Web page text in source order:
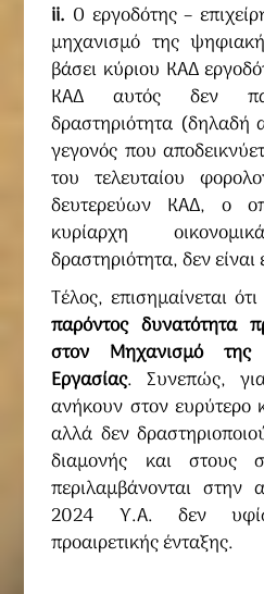
ii. Ο εργοδότης –
μηχανισμό της
βάσει κύριου ΚΑΔ
ΚΑΔ αυτός δεν
δραστηριότητα (δηλαδή
γεγονός που
του τελευταίου
δευτερεύων ΚΑΔ, ο
κυρίαρχη
δραστηριότητα, δεν
Τέλος, επισημαίνεται ότι
παρόντος δυνατότητα
στον Μηχανισμό
Εργασίας. Συνεπώς, για
ανήκουν στον ευρύτερο
αλλά δεν
διαμονής και στους
περιλαμβάνονται
2024 Υ.Α. δεν
προαιρετικής ένταξης.